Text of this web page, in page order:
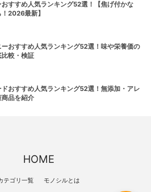
おすすめ人気ランキング52選！【焦げ付かな
2026最新】
ーおすすめ人気ランキング52選！味や栄養価の
較・検証
ドおすすめ人気ランキング52選！無添加・アレ
品を紹介
HOME
テゴリ一覧 モノシルとは